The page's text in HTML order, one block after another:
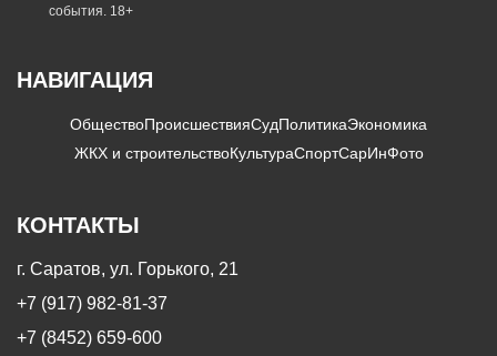
события. 18+
НАВИГАЦИЯ
ОбществоПроисшествияСудПолитикаЭкономика
ЖКХ и строительствоКультураСпортСарИнФото
КОНТАКТЫ
г. Саратов, ул. Горького, 21
+7 (917) 982-81-37
+7 (8452) 659-600